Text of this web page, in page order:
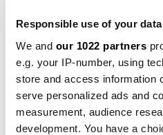
Responsible use of your data
We and our 1022 partners
e.g. your IP-number, using
store and access information
serve personalized ads and
measurement, audience
development. You have a
22.05.2026
Zaokret
svjetskom